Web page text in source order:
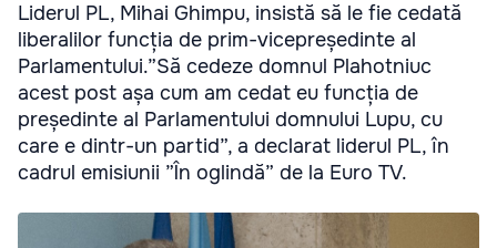
Liderul PL, Mihai Ghimpu, insistă să le fie cedată
liberalilor funcția de prim-vicepreședinte al
Parlamentului.”Să cedeze domnul Plahotniuc
acest post așa cum am cedat eu funcția de
președinte al Parlamentului domnului Lupu, cu
care e dintr-un partid”, a declarat liderul PL, în
cadrul emisiunii ”În oglindă” de la Euro TV.